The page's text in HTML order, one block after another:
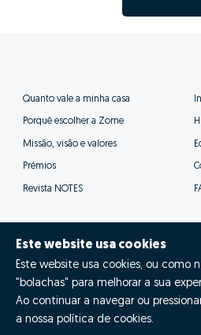
Quanto vale a minha casa
Porquê escolher a Zome
Missão, visão e valores
Prémios
Revista NOTES
Política de
Este website usa cookies
Este website usa cookies, ou como
"bolachas" para melhorar a sua
Ao continuar a navegar ou
a nossa política de cookies.